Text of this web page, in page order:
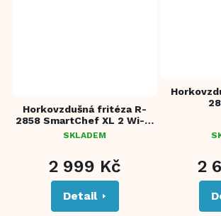
Horkovzdušná fritéza R-
2858 SmartChef XL 2 Wi-Fi
- 8 l
PRŮMĚRNÉ
PRODUKTU
SKLADEM
2 999 Kč
Detail
2